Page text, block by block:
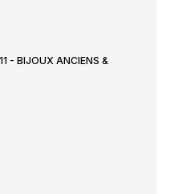
- BIJOUX ANCIENS &